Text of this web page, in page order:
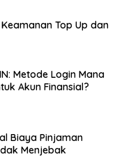
Top Up dan
Metode Login Mana
Akun Finansial?
Biaya Pinjaman
Menjebak